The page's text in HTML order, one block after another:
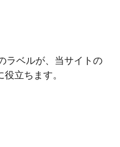
ラベルが、当サイトの
立ちます。